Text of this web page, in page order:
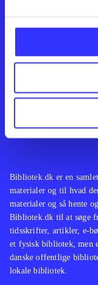
Bibliotek.dk er en
materialer og til hvad
materialer og så hente
Bibliotek.dk til at søge
tidsskrifter, artikler, e-
et fysisk bibliotek, men
danske offentlige
lokale bibliotek.
Kontakt os
English